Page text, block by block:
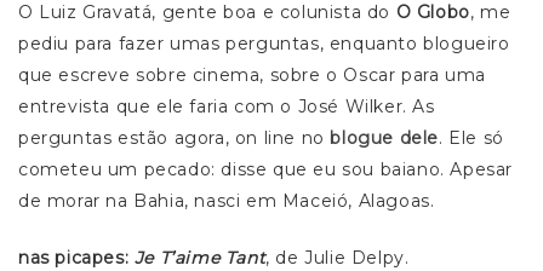
O Luiz Gravatá, gente boa e colunista do O Globo, me
pediu para fazer umas perguntas, enquanto blogueiro
que escreve sobre cinema, sobre o Oscar para uma
entrevista que ele faria com o José Wilker. As
perguntas estão agora, on line no blogue dele. Ele só
cometeu um pecado: disse que eu sou baiano. Apesar
de morar na Bahia, nasci em Maceió, Alagoas.
nas picapes: Je T’aime Tant, de Julie Delpy.